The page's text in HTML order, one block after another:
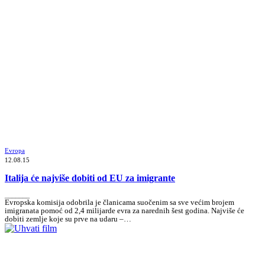
Evropa
12.08.15
Italija će najviše dobiti od EU za imigrante
Evropska komisija odobrila je članicama suočenim sa sve većim brojem
imigranata pomoć od 2,4 milijarde evra za narednih šest godina. Najviše će
dobiti zemlje koje su prve na udaru –…